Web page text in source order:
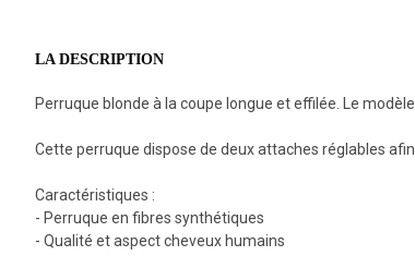
LA DESCRIPTION
Perruque blonde à la coupe longue et effilée. Le
Cette perruque dispose de deux attaches réglables
Caractéristiques :
- Perruque en fibres synthétiques
- Qualité et aspect cheveux humains